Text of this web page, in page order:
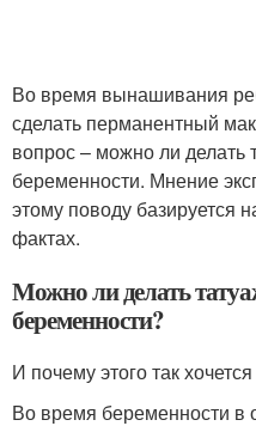
Во время вынашивания
сделать перманентный
вопрос – можно ли делать
беременности. Мнение
этому поводу базируется
фактах.
Можно ли делать
беременности?
И почему этого так хочется
Во время беременности в